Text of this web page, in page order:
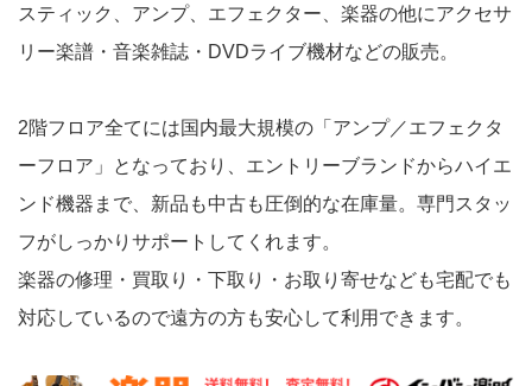
スティック、アンプ、エフェクター、楽器の他にアクセサ
リー楽譜・音楽雑誌・DVDライブ機材などの販売。
2階フロア全てには国内最大規模の「アンプ／エフェクタ
ーフロア」となっており、エントリーブランドからハイエ
ンド機器まで、新品も中古も圧倒的な在庫量。専門スタッ
フがしっかりサポートしてくれます。
楽器の修理・買取り・下取り・お取り寄せなども宅配でも
対応しているので遠方の方も安心して利用できます。